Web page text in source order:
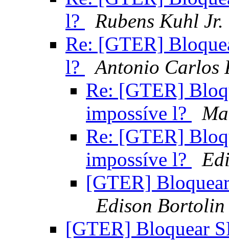
l?
Rubens Kuhl Jr.
Re: [GTER]
l?
Antonio Carlos
Re: [GTER]
impossíve l?
Re: [GTER]
impossíve l?
[GTER]
Edison Bortolin
[GTER] Bloquear